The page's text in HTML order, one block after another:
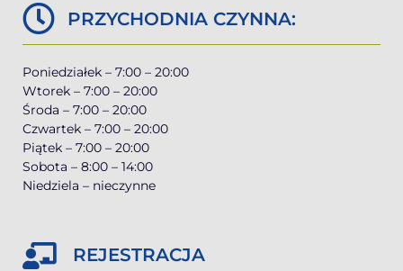
PRZYCHODNIA CZYNNA:
Poniedziałek – 7:00 – 20:00
Wtorek – 7:00 – 20:00
Środa – 7:00 – 20:00
Czwartek – 7:00 – 20:00
Piątek – 7:00 – 20:00
Sobota – 8:00 – 14:00
Niedziela – nieczynne
REJESTRACJA